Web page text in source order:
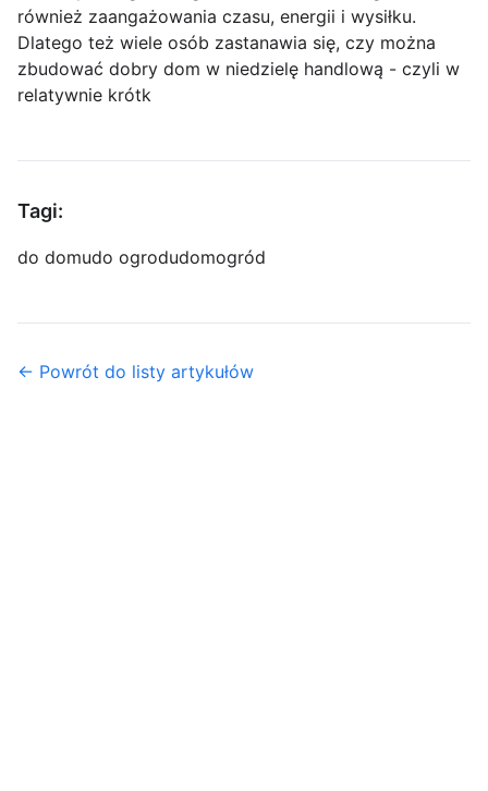
również zaangażowania czasu, energii i wysiłku.
Dlatego też wiele osób zastanawia się, czy można
zbudować dobry dom w niedzielę handlową - czyli w
relatywnie krótk
Tagi:
do domudo ogrodudomogród
← Powrót do listy artykułów